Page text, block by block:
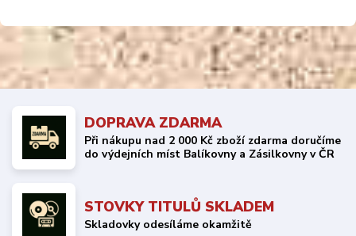
DOPRAVA ZDARMA
Při nákupu nad 2 000 Kč zboží zdarma doručíme
do výdejních míst Balíkovny a Zásilkovny v ČR
STOVKY TITULŮ SKLADEM
Skladovky odesíláme okamžitě